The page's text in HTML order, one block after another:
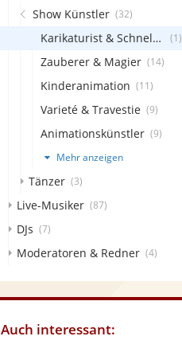
Show Künstler (32)
Karikaturist & Schnellzeichner (1)
Zauberer & Magier (14)
Kinderanimation (11)
Varieté & Travestie (9)
Animationskünstler (9)
Mehr anzeigen
Tänzer (3)
Live-Musiker (87)
DJs (7)
Moderatoren & Redner (4)
Auch interessant: